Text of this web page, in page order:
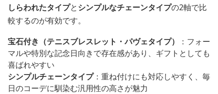
しらわれたタイプとシンプルなチェーンタイプの2軸で比
較するのが有効です。
宝石付き（テニスブレスレット・パヴェタイプ）
：フォー
マルや特別な記念日向きで存在感があり、ギフトとしても
喜ばれやすい
シンプルチェーンタイプ：重ね付けにも対応しやすく、毎
日のコーデに馴染む汎用性の高さが魅力